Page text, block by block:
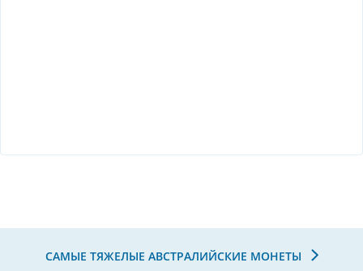
САМЫЕ ТЯЖЕЛЫЕ АВСТРАЛИЙСКИЕ МОНЕТЫ